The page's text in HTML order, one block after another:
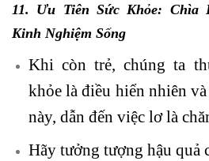
11. Ưu Tiên Sức Khỏe: Chìa
Kinh Nghiệm Sống
Khi còn trẻ, chúng ta
khỏelà điều hiển nhiên và
này, dẫn đến việc lơ là
Hãy tưởng tượng hậu quả